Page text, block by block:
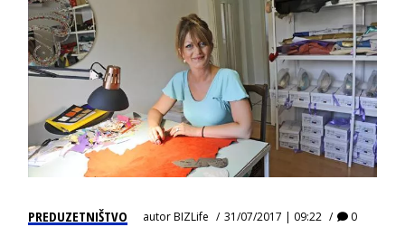
PREDUZETNIŠTVO autorBIZLife 31/07/2017 | 09:22 0